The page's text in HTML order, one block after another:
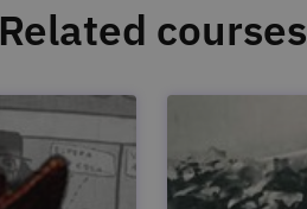
Related courses